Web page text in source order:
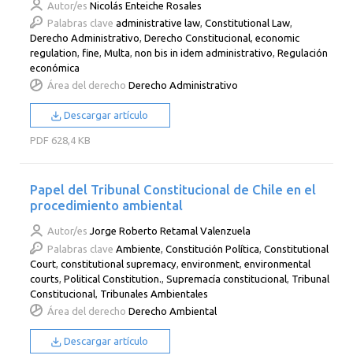
Autor/es Nicolás Enteiche Rosales
Palabras clave administrative law,Constitutional Law,
Derecho Administrativo,Derecho Constitucional,economic
regulation, fine,Multa,non bis in idem administrativo,Regulación
económica
Área del derecho Derecho Administrativo
Descargar artículo
PDF 628,4 KB
Papel del Tribunal Constitucional de Chile en el
procedimiento ambiental
Autor/es Jorge Roberto Retamal Valenzuela
Palabras clave Ambiente ,Constitución Política ,Constitutional
Court ,constitutional supremacy ,environment ,environmental
courts ,Political Constitution. ,Supremacía constitucional Tribunal
Constitucional Tribunales Ambientales
Área del derecho Derecho Ambiental
Descargar artículo